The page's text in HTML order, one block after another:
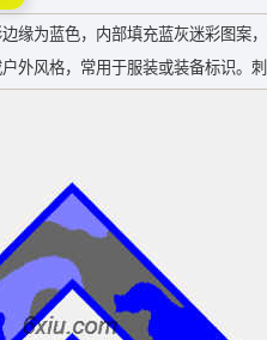
缘为蓝色，内部填充蓝灰迷彩图案
外风格，常用于服装或装备标识。